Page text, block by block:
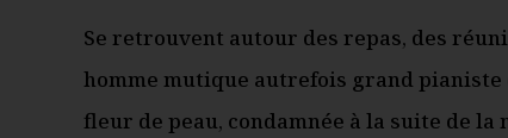
Se retrouvent autour des repas, des
homme mutique autrefois grand pianiste
fleur de peau, condamnée à la suite de